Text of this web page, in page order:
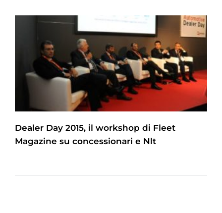
Dealer Day 2015, il workshop di Fleet
Magazine su concessionari e Nlt